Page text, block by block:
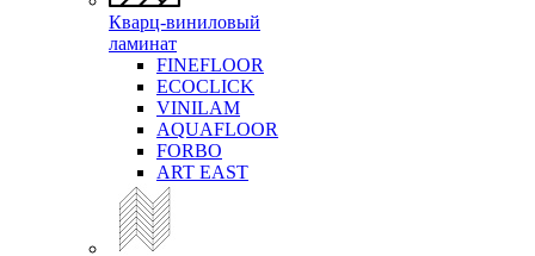
Кварц-виниловый
ламинат
FINEFLOOR
ECOCLICK
VINILAM
AQUAFLOOR
FORBO
ART EAST